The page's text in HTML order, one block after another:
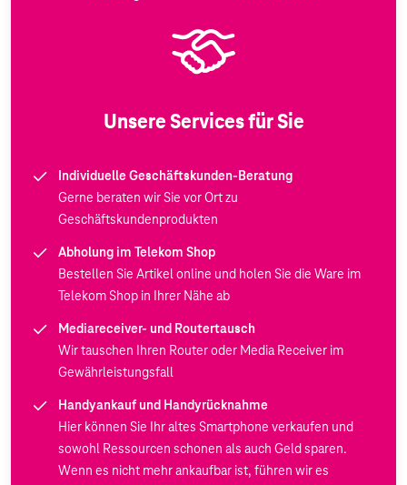
Unsere Services für Sie
Individuelle Geschäftskunden-Beratung
Gerne beraten wir Sie vor Ort zu
Geschäftskundenprodukten
Abholung im Telekom Shop
Bestellen Sie Artikel online und holen Sie die Ware im
Telekom Shop in Ihrer Nähe ab
Mediareceiver- und Routertausch
Wir tauschen Ihren Router oder Media Receiver im
Gewährleistungsfall
Handyankauf und Handyrücknahme
Hier können Sie Ihr altes Smartphone verkaufen und
sowohl Ressourcen schonen als auch Geld sparen.
Wenn es nicht mehr ankaufbar ist, führen wir es